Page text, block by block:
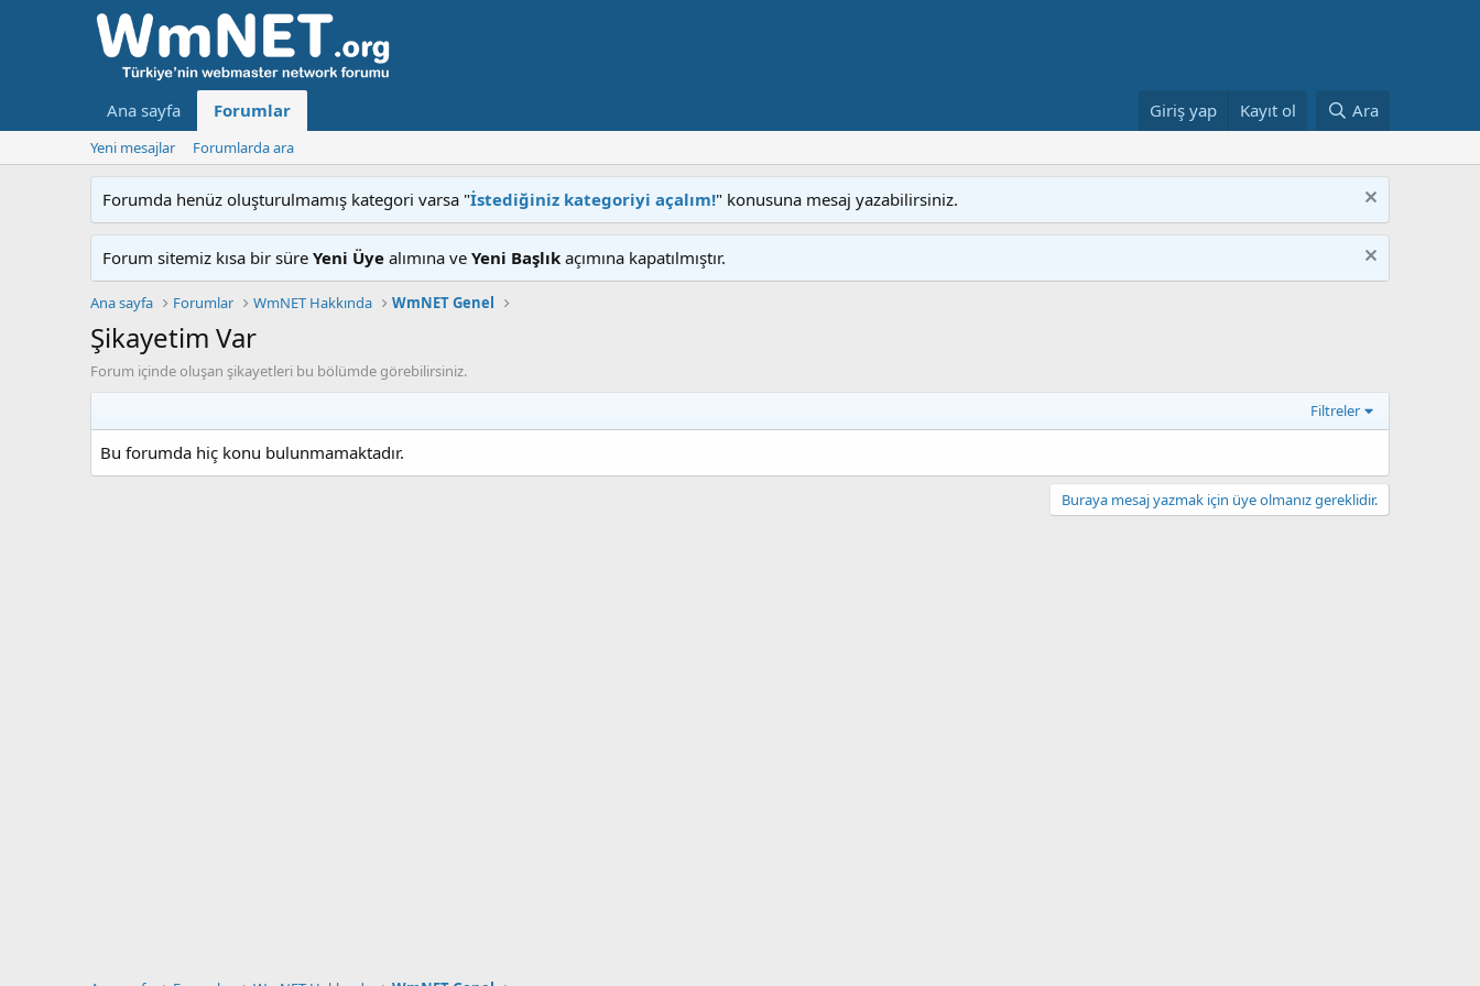
Ana sayfa Forumlar Giriş yap Kayıt ol Ara
Yeni mesajlar Forumlarda ara
Forumda henüz oluşturulmamış kategori varsa "İstediğiniz kategoriyi açalım!" konusuna mesaj yazabilirsiniz.
Forum sitemiz kısa bir süre Yeni Üye alımına ve Yeni Başlık açımına kapatılmıştır.
Ana sayfa Forumlar WmNET Hakkında WmNET Genel
Şikayetim Var
Forum içinde oluşan şikayetleri bu bölümde görebilirsiniz.
Filtreler
Bu forumda hiç konu bulunmamaktadır.
Buraya mesaj yazmak için üye olmanız gereklidir.